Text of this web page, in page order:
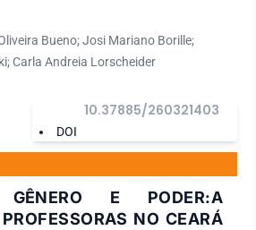
Bueno; Josi Mariano Borille;
Carla Andreia Lorscheider
DOI
10.37885/260321403
GÊNERO E PODER:A
NO CEARÁ